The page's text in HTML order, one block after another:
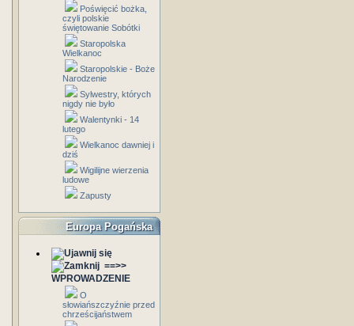
Poświęcić bożka,
czyli polskie
świętowanie Sobótki
Staropolska
Wielkanoc
Staropolskie - Boże
Narodzenie
Sylwestry, których
nigdy nie było
Walentynki - 14
lutego
Wielkanoc dawniej i
dziś
Wigilijne wierzenia
ludowe
Zapusty
Europa Pogańska
==>>
WPROWADZENIE
O
słowiańszczyźnie przed
chrześcijaństwem